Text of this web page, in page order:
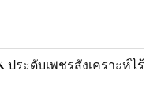
ระดับเพชรสังเคราะห์ไร้